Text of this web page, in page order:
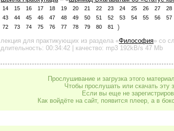
14
15 16 17 18 19 20 21 22 23 24 25 26 27 28
43
44 45 46 47 48 49 50 51 52 53 54 55 56 57
72
73 74 75 76 77 78 79 80 81
)
лекция для практикующих из раздела «Философия» со
длительность: 00:34:42 | качество: mp3 192kB/s 47 Mb
Прослушивание и загрузка этого
Чтобы прослушать или скачать эту
Если вы еще не
Как войдёте на сайт, появится плеер, а в